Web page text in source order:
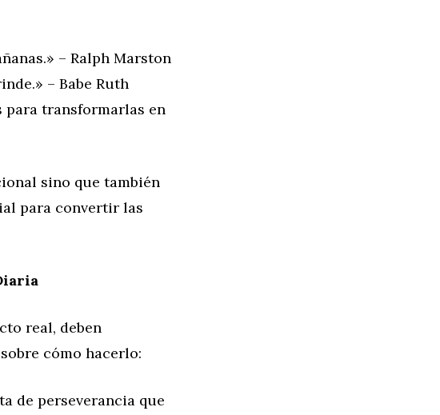
– Ralph Marston
– Babe Ruth
para transformarlas en
sino que también
para convertir las
real, deben
cómo hacerlo:
de perseverancia que